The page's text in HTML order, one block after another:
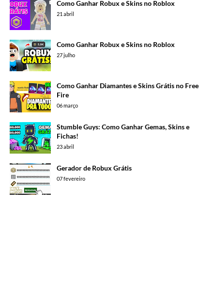
Como Ganhar Robux e Skins no Roblox
21 abril
Como Ganhar Robux e Skins no Roblox
27 julho
Como Ganhar Diamantes e Skins Grátis no Free
Fire
06 março
Stumble Guys: Como Ganhar Gemas, Skins e
Fichas!
23 abril
Gerador de Robux Grátis
07 fevereiro